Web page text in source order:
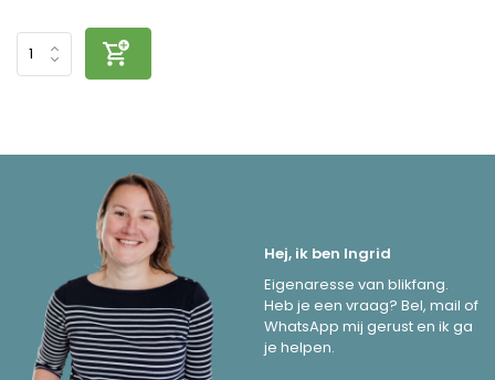
Hej, ik ben Ingrid
Eigenaresse van blikfang.
Heb je een vraag? Bel, mail of
WhatsApp mij gerust en ik ga
je helpen.